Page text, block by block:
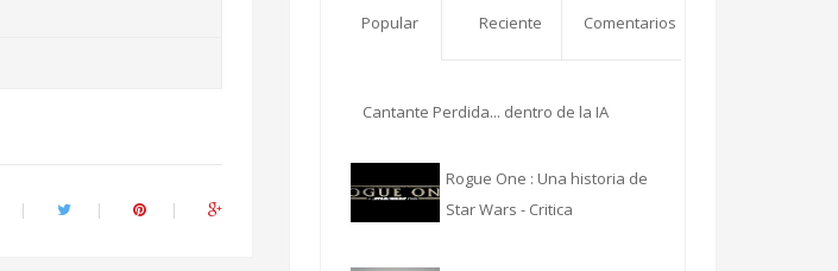
Popular Reciente Comentarios
Cantante Perdida... dentro de la IA
Rogue One : Una historia de
Star Wars - Critica